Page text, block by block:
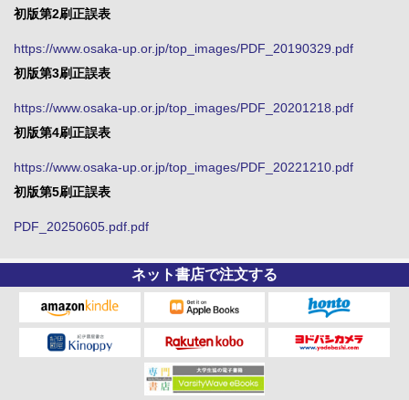
初版第2刷正誤表
https://www.osaka-up.or.jp/top_images/PDF_20190329.pdf
初版第3刷正誤表
https://www.osaka-up.or.jp/top_images/PDF_20201218.pdf
初版第4刷正誤表
https://www.osaka-up.or.jp/top_images/PDF_20221210.pdf
初版第5刷正誤表
PDF_20250605.pdf.pdf
ネット書店で注文する